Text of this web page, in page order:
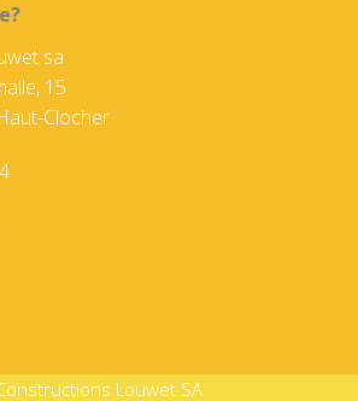
sa
15
Clocher
Louwet SA